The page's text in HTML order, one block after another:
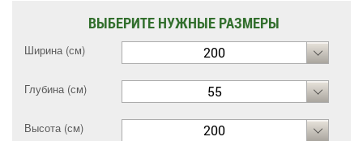
ВЫБЕРИТЕ НУЖНЫЕ РАЗМЕРЫ
Ширина (см) 200
Глубина (см) 55
Высота (см) 200